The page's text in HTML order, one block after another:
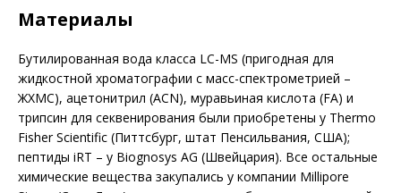
Материалы
Бутилированная вода класса LC-MS (пригодная для
жидкостной хроматографии с масс-спектрометрией –
ЖХМС), ацетонитрил (ACN), муравьиная кислота (FA) и
трипсин для секвенирования были при­обретены у Thermo
Fisher Scientific (Питтсбург, штат Пенсильвания, США);
пептиды iRT – у Biognosys AG (Швейцария). Все остальные
химические вещества закупались у компании Millipore